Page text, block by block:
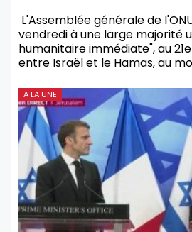
L'Assemblée générale de
vendredi à une large majorité
humanitaire immédiate", au
entre Israël et le Hamas, au
A LA UNE